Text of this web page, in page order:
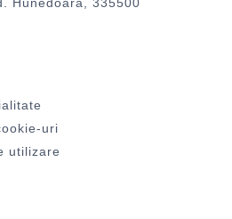
Hunedoara, 335500
uri
utilizare